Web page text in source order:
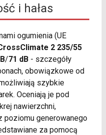
i hałas
ogumienia (UE
2 235/55
B/71 dB- szczegóły
obowiązkowe od
szybkie
Oceniają je pod
nawierzchni,
poziomu generowanego
za pomocą